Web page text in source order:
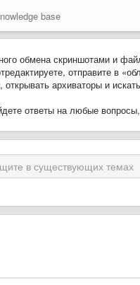
base
обмена скриншотами и
отправите в
архиваторы и
ответы на любые